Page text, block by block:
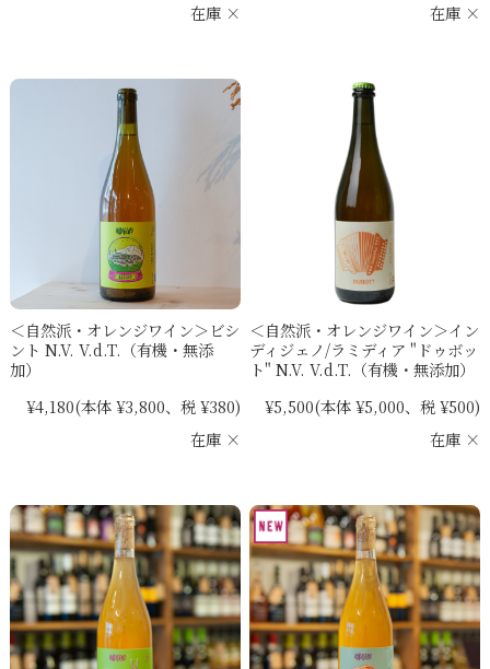
在庫 ×
在庫 ×
＜自然派・オレンジワイン＞ビシ
ント N.V. V.d.T.（有機・無添
加）
¥4,180(本体 ¥3,800、税 ¥380)
在庫 ×
＜自然派・オレンジワイン＞イン
ディジェノ/ラミディア "ドゥボッ
ト" N.V. V.d.T.（有機・無添加）
¥5,500(本体 ¥5,000、税 ¥500)
在庫 ×